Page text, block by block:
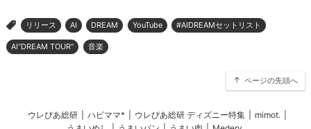
> リリース AI DREAM YouTube #AIDREAMセットリスト
AI“DREAM TOUR“ 音楽
ページの先頭へ
ウレぴあ総研 ハピママ* ウレぴあ総研 ディズニー特集 mimot.